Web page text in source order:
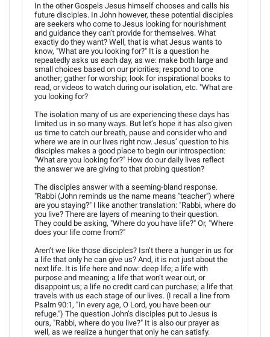
In the other Gospels Jesus himself chooses and calls his
future disciples. In John however, these potential disciples
are seekers who come to Jesus looking for nourishment
and guidance they can’t provide for themselves. What
exactly do they want? Well, that is what Jesus wants to
know, "What are you looking for?" It is a question he
repeatedly asks us each day, as we: make both large and
small choices based on our priorities; respond to one
another; gather for worship; look for inspirational books to
read, or videos to watch during our isolation, etc. "What are
you looking for?
The isolation many of us are experiencing these days has
limited us in so many ways. But let’s hope it has also given
us time to catch our breath, pause and consider who and
where we are in our lives right now. Jesus’ question to his
disciples makes a good place to begin our introspection:
"What are you looking for?" How do our daily lives reflect
the answer we are giving to that probing question?
The disciples answer with a seeming-bland response.
"Rabbi (John reminds us the name means "teacher") where
are you staying?" I like another translation: "Rabbi, where do
you live? There are layers of meaning to their question.
They could be asking, "Where do you have life?" Or, "Where
does your life come from?"
Aren’t we like those disciples? Isn’t there a hunger in us for
a life that only he can give us? And, it is not just about the
next life. It is life here and now: deep life; a life with
purpose and meaning; a life that won’t wear out, or
disappoint us; a life no credit card can purchase; a life that
travels with us each stage of our lives. (I recall a line from
Psalm 90:1, "In every age, O Lord, you have been our
refuge.") The question John’s disciples put to Jesus is
ours, "Rabbi, where do you live?" It is also our prayer as
well, as we realize a hunger that only he can satisfy.